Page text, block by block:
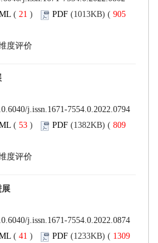
21 )
905
53 )
809
41 )
1309